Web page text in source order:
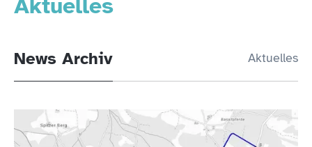
Aktuelles
News Archiv Aktuelles